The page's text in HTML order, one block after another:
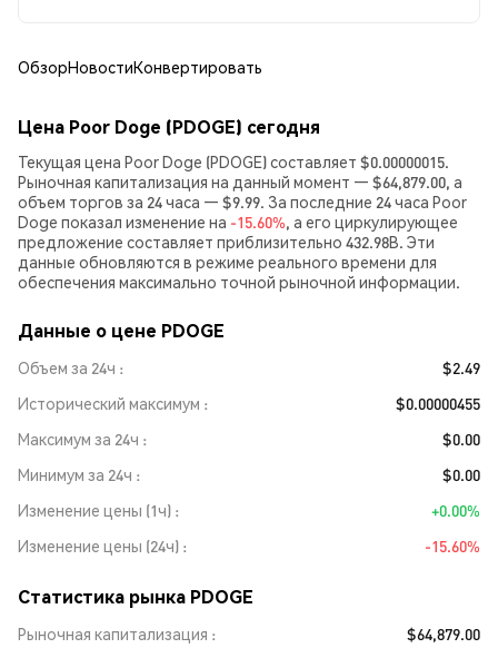
ОбзорНовостиКонвертировать
Цена Poor Doge (PDOGE) сегодня
Текущая цена Poor Doge (PDOGE) составляет $0.00000015.
Рыночная капитализация на данный момент — $64,879.00, а
объем торгов за 24 часа — $9.99. За последние 24 часа Poor
Doge показал изменение на -15.60%, а его циркулирующее
предложение составляет приблизительно 432.98B. Эти
данные обновляются в режиме реального времени для
обеспечения максимально точной рыночной информации.
Данные о цене PDOGE
Объем за 24ч
$2.49
Исторический максимум
$0.00000455
Максимум за 24ч
$0.00
Минимум за 24ч
$0.00
Изменение цены (1ч)
+0.00%
Изменение цены (24ч)
-15.60%
Статистика рынка PDOGE
Рыночная капитализация
$64,879.00